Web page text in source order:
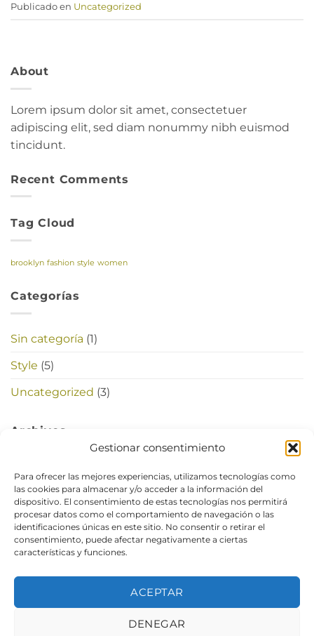
Gestionar consentimiento
Para ofrecer las mejores experiencias, utilizamos tecnologías como
las cookies para almacenar y/o acceder a la información del
dispositivo. El consentimiento de estas tecnologías nos permitirá
procesar datos como el comportamiento de navegación o las
identificaciones únicas en este sitio. No consentir o retirar el
consentimiento, puede afectar negativamente a ciertas
características y funciones.
ACEPTAR
DENEGAR
Publicado en Uncategorized
About
Lorem ipsum dolor sit amet, consectetuer
adipiscing elit, sed diam nonummy nibh euismod
tincidunt.
Recent Comments
Tag Cloud
brooklyn fashion style women
Categorías
Sin categoría (1)
Style (5)
Uncategorized (3)
Archivos
noviembre 2021(1)
noviembre 2015(1)
octubre 2015 (2)
enero 2014(1)
diciembre 2013(2)
agosto 2013(2)